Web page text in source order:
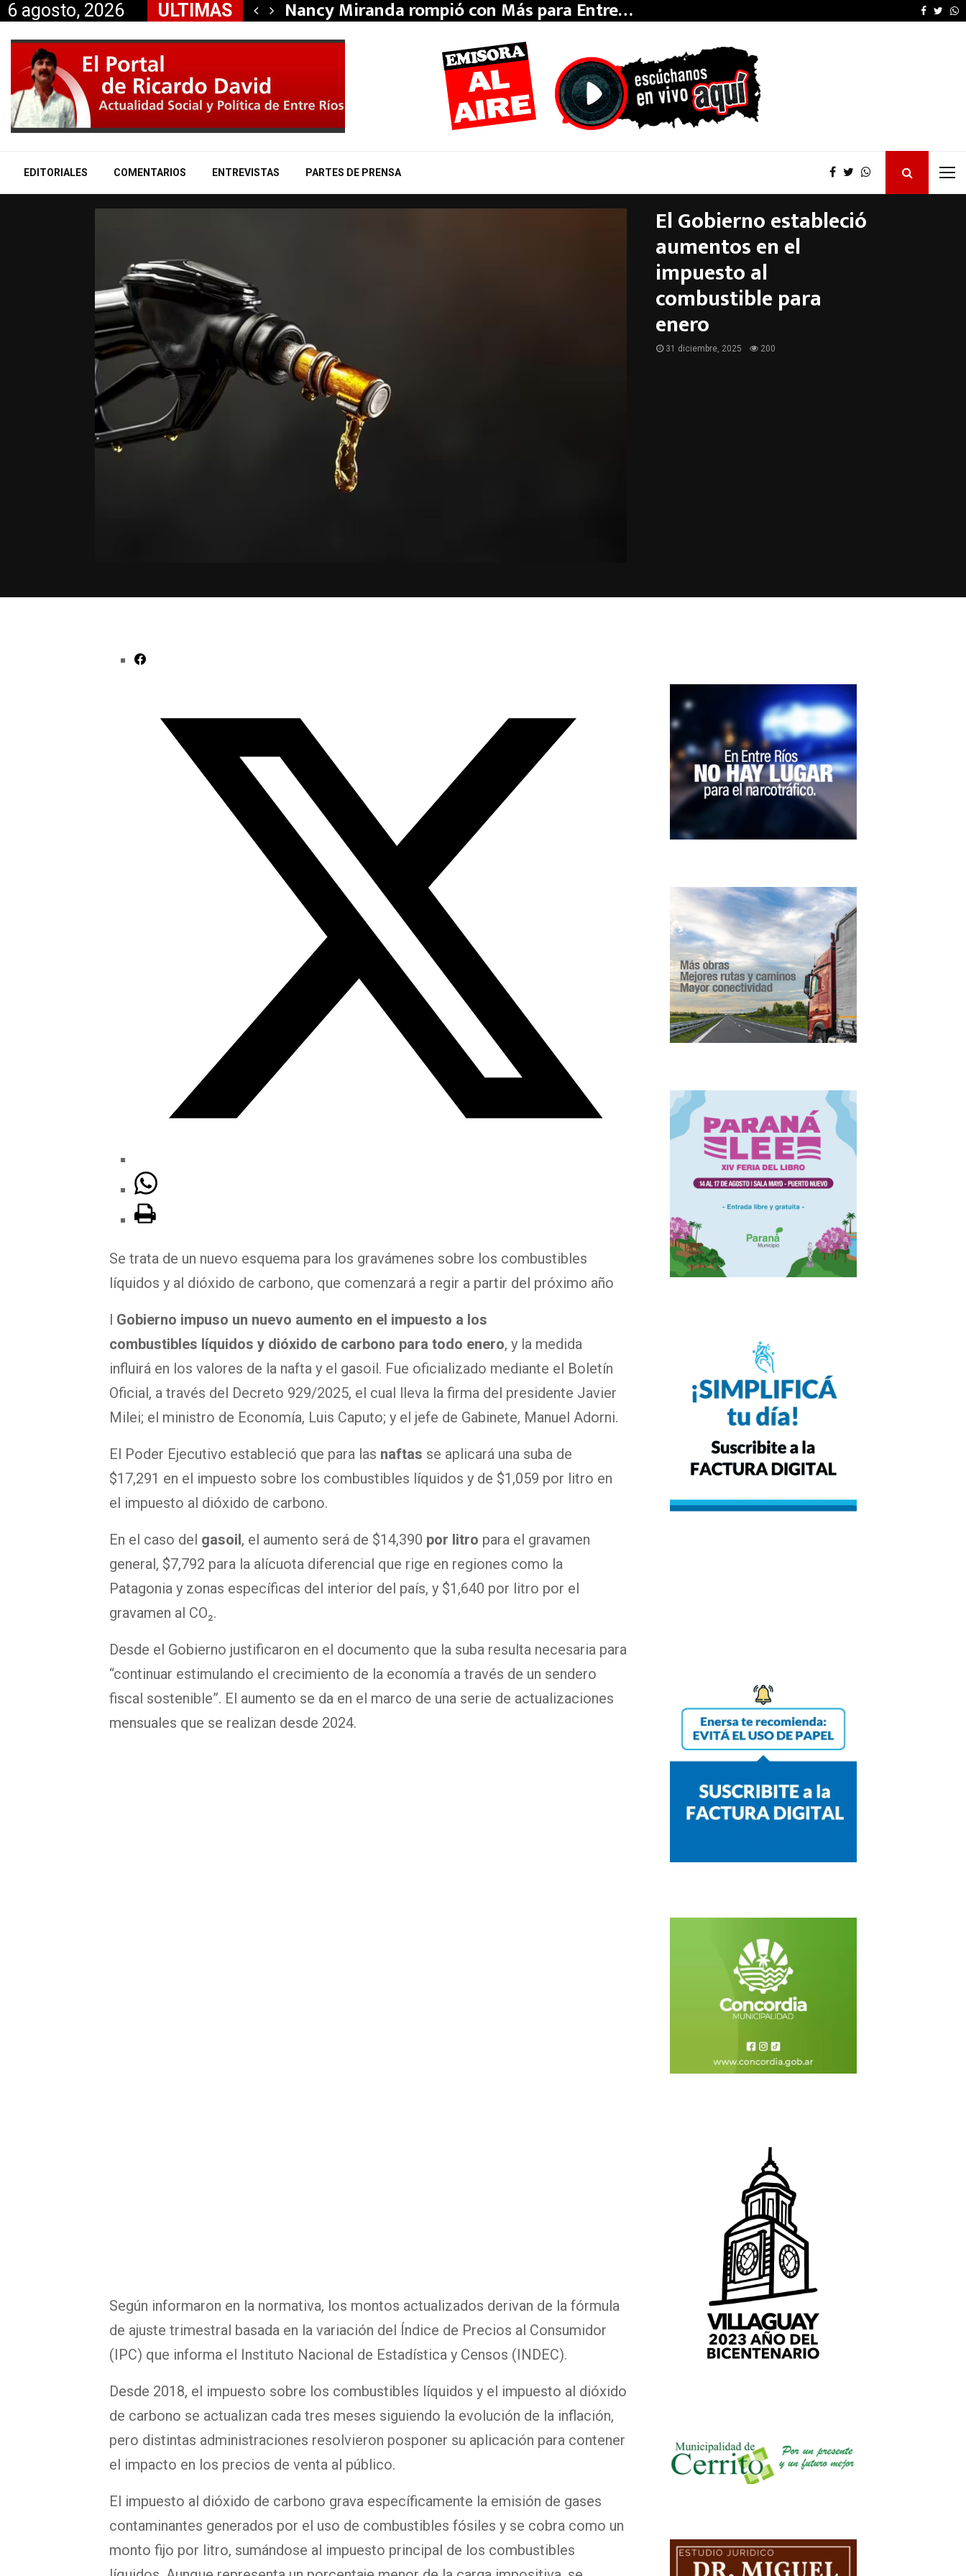
6 agosto, 2026 ULTIMAS
la renuncia… Nancy Miranda rompió con Más para Entre… Senado: por presión
EDITORIALES COMENTARIOS ENTREVISTAS PARTES DE PRENSA
El Gobierno estableció
aumentos en el
impuesto al
combustible para
enero
31 diciembre, 2025 200
Se trata de un nuevo esquema para los gravámenes sobre los combustibles
líquidos y al dióxido de carbono, que comenzará a regir a partir del próximo año
l Gobierno impuso un nuevo aumento en el impuesto a los
combustibles líquidos y dióxido de carbono para todo enero, y la medida
influirá en los valores de la nafta y el gasoil. Fue oficializado mediante el Boletín
Oficial, a través del Decreto 929/2025, el cual lleva la firma del presidente Javier
Milei; el ministro de Economía, Luis Caputo; y el jefe de Gabinete, Manuel Adorni.
El Poder Ejecutivo estableció que para las naftas se aplicará una suba de
$17,291 en el impuesto sobre los combustibles líquidos y de $1,059 por litro en
el impuesto al dióxido de carbono.
En el caso del gasoil, el aumento será de $14,390 por litro para el gravamen
general, $7,792 para la alícuota diferencial que rige en regiones como la
Patagonia y zonas específicas del interior del país, y $1,640 por litro por el
gravamen al CO₂.
Desde el Gobierno justificaron en el documento que la suba resulta necesaria para
“continuar estimulando el crecimiento de la economía a través de un sendero
fiscal sostenible”. El aumento se da en el marco de una serie de actualizaciones
mensuales que se realizan desde 2024.
Según informaron en la normativa, los montos actualizados derivan de la fórmula
de ajuste trimestral basada en la variación del Índice de Precios al Consumidor
(IPC) que informa el Instituto Nacional de Estadística y Censos (INDEC).
Desde 2018, el impuesto sobre los combustibles líquidos y el impuesto al dióxido
de carbono se actualizan cada tres meses siguiendo la evolución de la inflación,
pero distintas administraciones resolvieron posponer su aplicación para contener
el impacto en los precios de venta al público.
El impuesto al dióxido de carbono grava específicamente la emisión de gases
contaminantes generados por el uso de combustibles fósiles y se cobra como un
monto fijo por litro, sumándose al impuesto principal de los combustibles